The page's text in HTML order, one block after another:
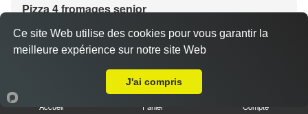
Pizza 4 fromages senior
Dès11.00 €
Base sauce tomate, mozzarella, roquefort, chèvre,
Accueil Panier Compte
Ce site Web utilise des cookies pour vous garantir la
meilleure expérience sur notre site Web
J'ai compris